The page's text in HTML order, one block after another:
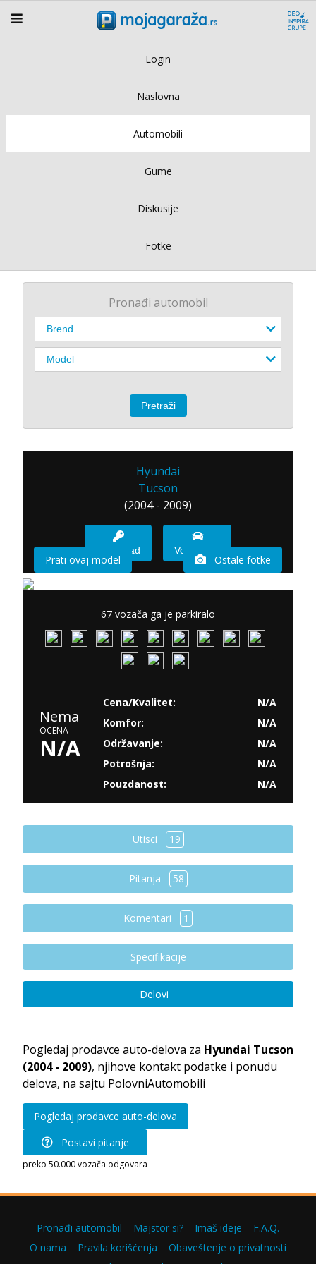
Login
Naslovna
Automobili
Gume
Diskusije
Fotke
Pronađi automobil
Hyundai
Tucson
(2004 - 2009)
Imam sad Vozio sam
Prati ovaj model Ostale fotke
67 vozača ga je parkiralo
Nema
OCENA
N/A
Cena/Kvalitet:
N/A
Komfor:
N/A
Održavanje:
N/A
Potrošnja:
N/A
Pouzdanost:
N/A
Utisci 19
Pitanja 58
Komentari 1
Specifikacije
Delovi
Pogledaj prodavce auto-delova za Hyundai Tucson
(2004 - 2009), njihove kontakt podatke i ponudu
delova, na sajtu PolovniAutomobili
Pogledaj prodavce auto-delova
Postavi pitanje
preko 50.000 vozača odgovara
Pronađi automobil Majstor si? Imaš ideje
F.A.Q.
O nama
Pravila korišćenja
Obaveštenje o privatnosti